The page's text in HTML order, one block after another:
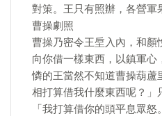
對策。王只有照辦，各營軍
曹操劇照
曹操乃密令王垕入內，和顏
向你借一樣東西，以鎮軍
憐的王當然不知道曹操葫蘆
相打算借我什麼東西呢？」
「我打算借你的頭平息眾